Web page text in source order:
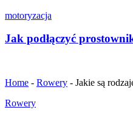
motoryzacja
Jak podłączyć
Home - Rowery - Jakie są
Rowery